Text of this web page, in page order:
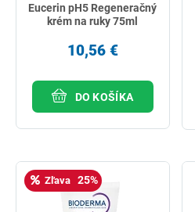
Eucerin pH5 Regeneračný
krém na ruky 75ml
10,56 €
DO KOŠÍKA
Zľava 25%